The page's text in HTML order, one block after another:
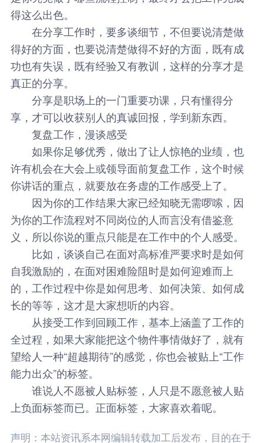
得这么出色。
在分享工作时，要多谈细节，不但要说清楚做
得好的方面，也要说清楚做得不好的方面，既有成
功也有失误，既有经验又有教训，这样的分享才是
真正的分享。
分享是职场上的一门重要功课，只有懂得分
享，才可以收获别人的真诚回报，学到新东西。
复盘工作，漫谈感受
如果你足够优秀，做出了让人惊艳的业绩，也
许有机会在大会上或领导面前复盘工作，这个时候
你讲话的重点，就要放在务虚的工作感受上了。
因为你的工作结果大家已经知晓无需啰嗦，因
为你的工作流程对不同岗位的人而言没有借鉴意
义，所以你说的重点只能是在工作中的个人感受。
比如，谈谈自己在面对高标准严要求时是如何
自我激励的，在面对困难险阻时是如何迎难而上
的，工作过程中你是如何思考、如何决策、如何成
长的等等，这才是大家想听的内容。
从接受工作到回顾工作，基本上涵盖了工作的
全过程，如果大家能把这个物件事情做好了，就有
望给人一种“超越期待”的感觉，你也会被贴上“工作
能力出众”的标签。
谁说人不愿被人贴标签，人只是不愿意被人贴
上负面标签而已。正面标签，大家喜欢着呢。
声明：本站资讯系本网编辑转载加工后发布，目的在于